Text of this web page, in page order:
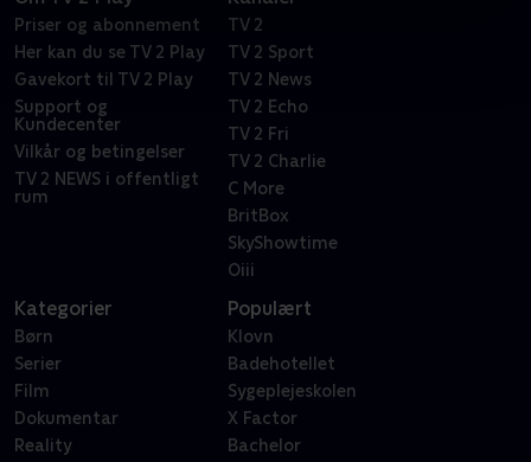
Priser og abonnement
Her kan du se TV 2 Play
Gavekort til TV 2 Play
Support og
Kundecenter
Vilkår og betingelser
TV 2 NEWS i offentligt
rum
TV 2
TV 2 Sport
TV 2 News
TV 2 Echo
TV 2 Fri
TV 2 Charlie
C More
BritBox
SkyShowtime
Oiii
Kategorier
Børn
Serier
Film
Dokumentar
Reality
Populært
Klovn
Badehotellet
Sygeplejeskolen
X Factor
Bachelor